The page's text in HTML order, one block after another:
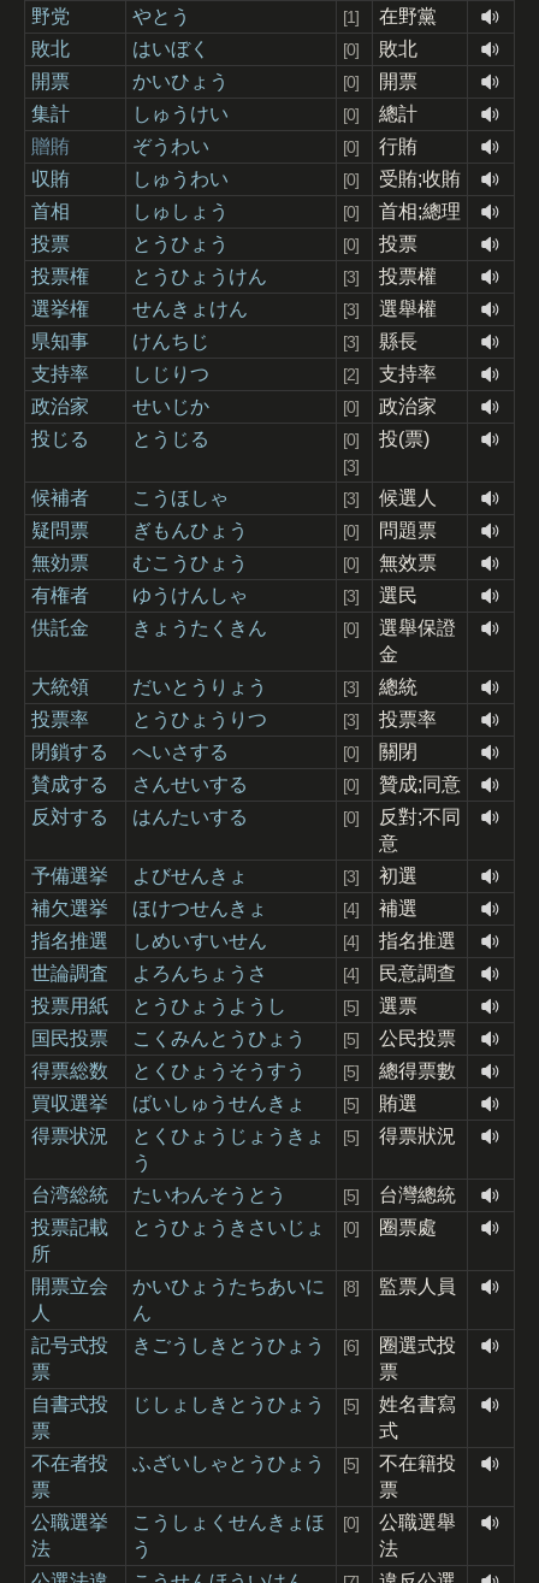
野党
やとう [1]
在野黨
敗北
はいぼく [0]
敗北
開票
かいひょう [0]
開票
集計
しゅうけい [0]
總計
贈賄
ぞうわい [0]
行賄
収賄
しゅうわい [0]
受賄;收賄
首相
しゅしょう [0]
首相;總理
投票
とうひょう [0]
投票
投票権
とうひょうけん [3]
投票權
選挙権
せんきょけん [3]
選舉權
県知事
けんちじ [3]
縣長
支持率
しじりつ [2]
支持率
政治家
せいじか [0]
政治家
投じる
とうじる
[0]
[3]
投(票)
候補者 こうほしゃ [3]
候選人
疑問票
ぎもんひょう [0]
問題票
無効票
むこうひょう [0]
無效票
有権者
ゆうけんしゃ [3]
選民
供託金
きょうたくきん [0]
選舉保證
金
大統領
だいとうりょう [3]
總統
投票率
とうひょうりつ [3]
投票率
閉鎖する
へいさする [0]
關閉
賛成する
さんせいする [0]
贊成;同意
反対する
はんたいする [0]
反對;不同
意
予備選挙
よびせんきょ [3]
初選
補欠選挙
ほけつせんきょ [4]
補選
指名推選
しめいすいせん [4]
指名推選
世論調査
よろんちょうさ [4]
民意調查
投票用紙
とうひょうようし [5]
選票
国民投票
こくみんとうひょう [5]
公民投票
得票総数
とくひょうそうすう [5]
總得票數
買収選挙
ばいしゅうせんきょ [5]
賄選
得票状況
とくひょうじょうきょ
う
[5] 得票狀況
台湾総統 たいわんそうとう [5]
台灣總統
投票記載
所
とうひょうきさいじょ [0] 圈票處
開票立会
人
かいひょうたちあいに
ん
[8] 監票人員
記号式投
票
きごうしきとうひょう [6]
圈選式投
票
自書式投
票
じしょしきとうひょう [5]
姓名書寫
式
不在者投
票
ふざいしゃとうひょう [5]
不在籍投
票
公職選挙
法
こうしょくせんきょほ
う
[0]
公職選舉
法